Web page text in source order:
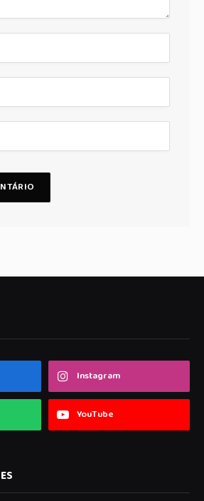
Instagram
YouTube